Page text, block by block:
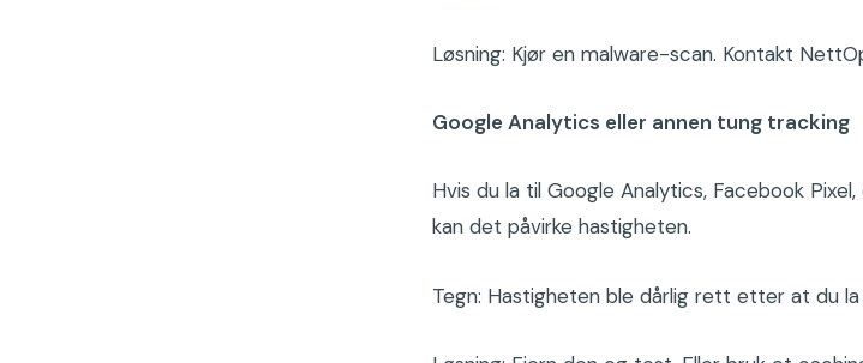
Løsning: Kjør en malware-scan. Kontakt
Google Analytics eller annen tung tracking
Hvis du la til Google Analytics, Facebook
kan det påvirke hastigheten.
Tegn: Hastigheten ble dårlig rett etter at du